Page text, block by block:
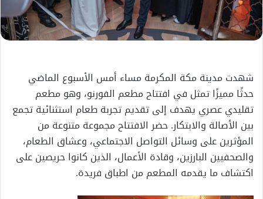
شهدت مدينة مكة المكرمة مساء أمس الأسبوع الماضي
حدثًا مميزًا تمثل في افتتاح مطعم الفورنو، وهو مطعم
تقليدي عصري يهدف إلى تقديم تجربة طعام استثنائية تجمع
بين الأصالة والابتكار. حضر الافتتاح مجموعة متنوعة من
المؤثرين على وسائل التواصل الاجتماعي، وعشاق الطعام،
والصحفيين البارزين، وقادة الأعمال، الذين كانوا حريصين على
اكتشاف ما يقدمه المطعم من اطباق فريدة.